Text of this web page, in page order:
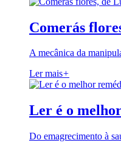
Comerás
A mecânica da
Ler mais+
Ler é o
Do emagrecimento à